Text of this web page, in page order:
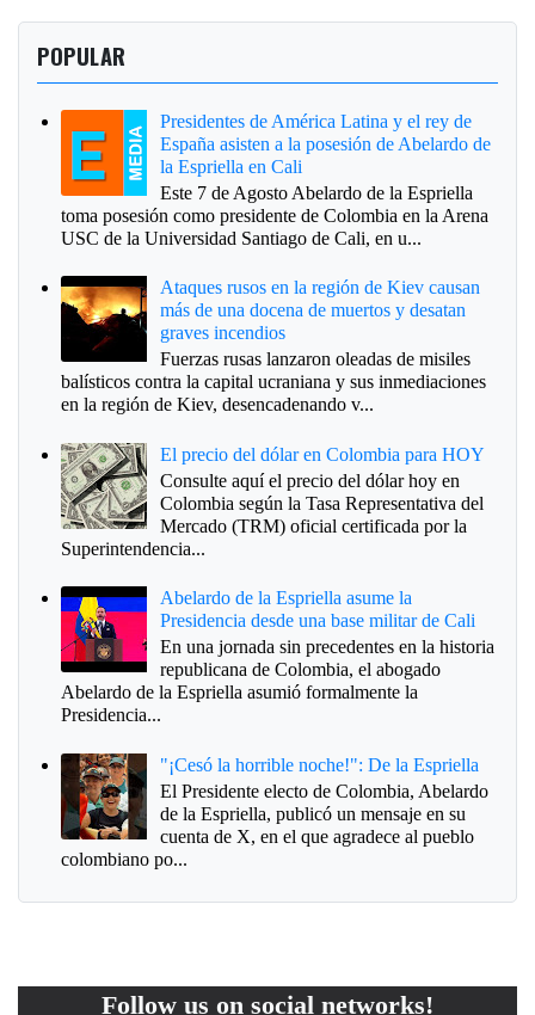
POPULAR
Presidentes de América Latina y el rey de
España asisten a la posesión de Abelardo de
la Espriella en Cali
Este 7 de Agosto Abelardo de la Espriella
toma posesión como presidente de Colombia en la Arena
USC de la Universidad Santiago de Cali, en u...
Ataques rusos en la región de Kiev causan
más de una docena de muertos y desatan
graves incendios
Fuerzas rusas lanzaron oleadas de misiles
balísticos contra la capital ucraniana y sus inmediaciones
en la región de Kiev, desencadenando v...
El precio del dólar en Colombia para HOY
Consulte aquí el precio del dólar hoy en
Colombia según la Tasa Representativa del
Mercado (TRM) oficial certificada por la
Superintendencia...
Abelardo de la Espriella asume la
Presidencia desde una base militar de Cali
En una jornada sin precedentes en la historia
republicana de Colombia, el abogado
Abelardo de la Espriella asumió formalmente la
Presidencia...
"¡Cesó la horrible noche!": De la Espriella
El Presidente electo de Colombia, Abelardo
de la Espriella, publicó un mensaje en su
cuenta de X, en el que agradece al pueblo
colombiano po...
Follow us on social networks!